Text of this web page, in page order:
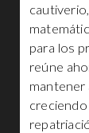
para los
reúne
mantener